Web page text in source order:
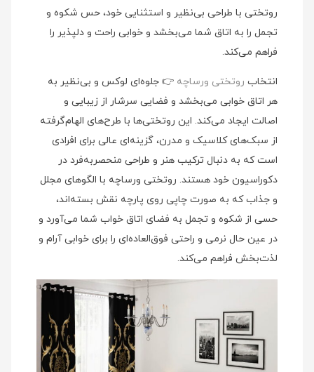
روتختی با طراحی بی‌نظیر و استثنایی خود، حس شکوه و
تجمل را به اتاق شما می‌بخشد و خوابی راحت و دلپذیر را
فراهم می‌کند.
انتخاب روتختی ورساچه 👉 جلوه‌ای لوکس و بی‌نظیر به
هر اتاق خوابی می‌بخشد و فضایی سرشار از زیبایی و
اصالت ایجاد می‌کند. این روتختی‌ها با طرح‌های الهام‌گرفته
از سبک‌های کلاسیک و مدرن، گزینه‌ای عالی برای افرادی
است که به دنبال ترکیب هنر و طراحی منحصربه‌فرد در
دکوراسیون خود هستند. روتختی ورساچه با الگوهای مجلل
و جذاب که به صورت چاپی روی پارچه نقش بسته‌اند،
حسی از شکوه و تجمل به فضای اتاق خواب شما می‌آورد و
در عین حال نرمی و راحتی فوق‌العاده‌ای را برای خوابی آرام و
لذت‌بخش فراهم می‌کند.